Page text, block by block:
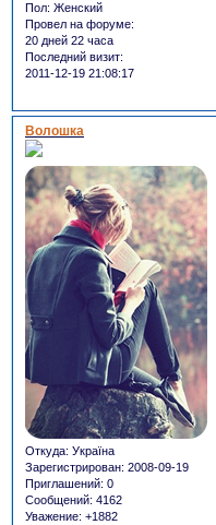
Пол: Женский
Провел на форуме:
20 дней 22 часа
Последний визит:
2011-12-19 21:08:17
Волошка
Откуда: Україна
Зарегистрирован: 2008-09-19
Приглашений: 0
Сообщений: 4162
Уважение: +1882